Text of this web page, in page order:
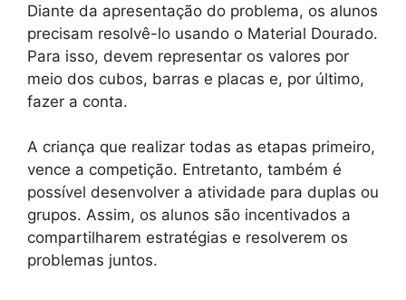
Diante da apresentação do problema, os alunos
precisam resolvê-lo usando o Material Dourado.
Para isso, devem representar os valores por
meio dos cubos, barras e placas e, por último,
fazer a conta.
A criança que realizar todas as etapas primeiro,
vence a competição. Entretanto, também é
possível desenvolver a atividade para duplas ou
grupos. Assim, os alunos são incentivados a
compartilharem estratégias e resolverem os
problemas juntos.